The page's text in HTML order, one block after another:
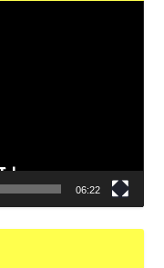
06:22